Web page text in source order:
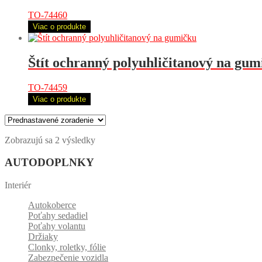
TO-74460
Viac o produkte
Štít ochranný polyuhličitanový na
TO-74459
Viac o produkte
Zobrazujú sa 2 výsledky
AUTODOPLNKY
Interiér
Autokoberce
Poťahy sedadiel
Poťahy volantu
Držiaky
Clonky, roletky, fólie
Zabezpečenie vozidla